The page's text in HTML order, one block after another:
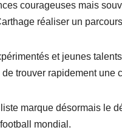
courageuses mais
réaliser un
et jeunes
trouver rapidement
marque désormais le
mondial.